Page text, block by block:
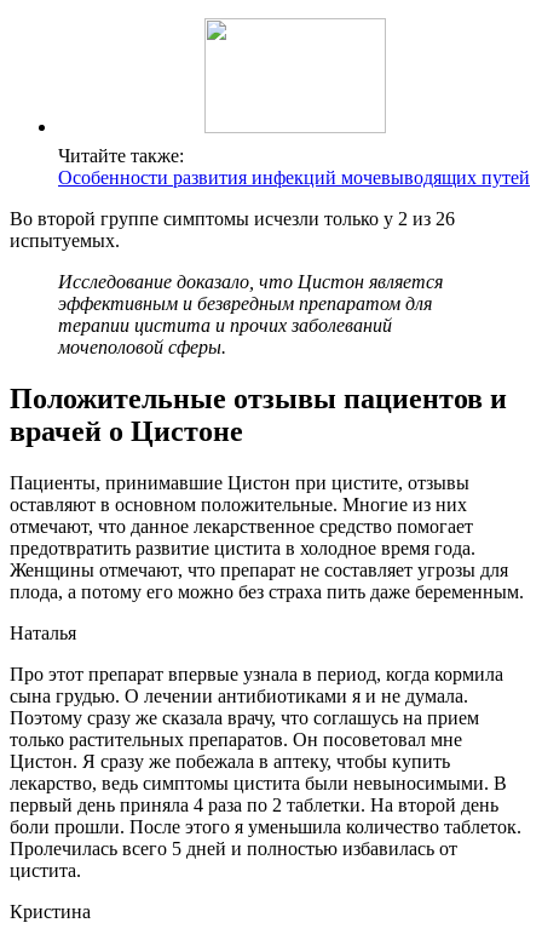
Читайте также:
Особенности развития инфекций мочевыводящих путей
Во второй группе симптомы исчезли только у 2 из 26
испытуемых.
Исследование доказало, что Цистон является
эффективным и безвредным препаратом для
терапии цистита и прочих заболеваний
мочеполовой сферы.
Положительные отзывы пациентов и
врачей о Цистоне
Пациенты, принимавшие Цистон при цистите, отзывы
оставляют в основном положительные. Многие из них
отмечают, что данное лекарственное средство помогает
предотвратить развитие цистита в холодное время года.
Женщины отмечают, что препарат не составляет угрозы для
плода, а потому его можно без страха пить даже беременным.
Наталья
Про этот препарат впервые узнала в период, когда кормила
сына грудью. О лечении антибиотиками я и не думала.
Поэтому сразу же сказала врачу, что соглашусь на прием
только растительных препаратов. Он посоветовал мне
Цистон. Я сразу же побежала в аптеку, чтобы купить
лекарство, ведь симптомы цистита были невыносимыми. В
первый день приняла 4 раза по 2 таблетки. На второй день
боли прошли. После этого я уменьшила количество таблеток.
Пролечилась всего 5 дней и полностью избавилась от
цистита.
Кристина